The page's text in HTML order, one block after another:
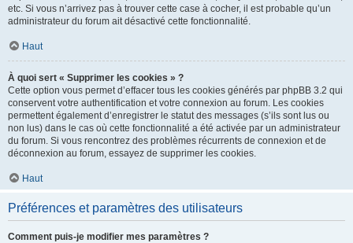
etc. Si vous n’arrivez pas à trouver cette case à cocher, il est probable qu’un
administrateur du forum ait désactivé cette fonctionnalité.
Haut
À quoi sert « Supprimer les cookies » ?
Cette option vous permet d’effacer tous les cookies générés par phpBB 3.2 qui
conservent votre authentification et votre connexion au forum. Les cookies
permettent également d’enregistrer le statut des messages (s’ils sont lus ou
non lus) dans le cas où cette fonctionnalité a été activée par un administrateur
du forum. Si vous rencontrez des problèmes récurrents de connexion et de
déconnexion au forum, essayez de supprimer les cookies.
Haut
Préférences et paramètres des utilisateurs
Comment puis-je modifier mes paramètres ?